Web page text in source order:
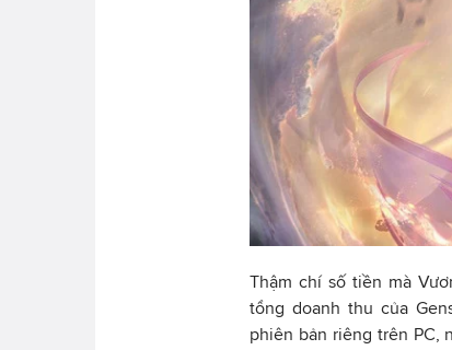
Thậm chí số tiền mà
tổng doanh thu của
phiên bản riêng trên PC,